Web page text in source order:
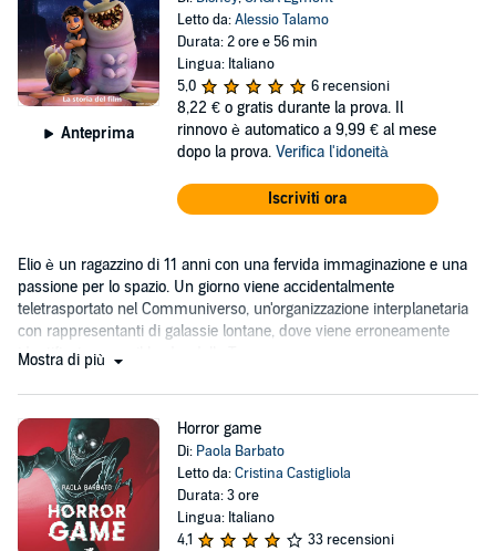
Anteprima
Letto da:Alessio Talamo
Durata: 2 ore e 56 min
Lingua: Italiano
5,0
6 recensioni
8,22 € o gratis durante la prova. Il
rinnovo è automatico a 9,99 € al mese
dopo la prova. Verifica l'idoneità
Iscriviti ora
Elio è un ragazzino di 11 anni con una fervida immaginazione e una
passione per lo spazio. Un giorno viene accidentalmente
teletrasportato nel Communiverso, un'organizzazione interplanetaria
con rappresentanti di galassie lontane, dove viene erroneamente
identificato come il leader della Terra.
Mostra di più
Horror game
Di: Paola Barbato
Letto da:Cristina Castigliola
Durata: 3 ore
Lingua: Italiano
4,1
33 recensioni